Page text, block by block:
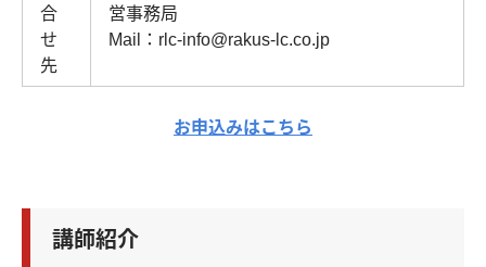
合
せ
先
営事務局
Mail：rlc-info@rakus-lc.co.jp
お申込みはこちら
講師紹介